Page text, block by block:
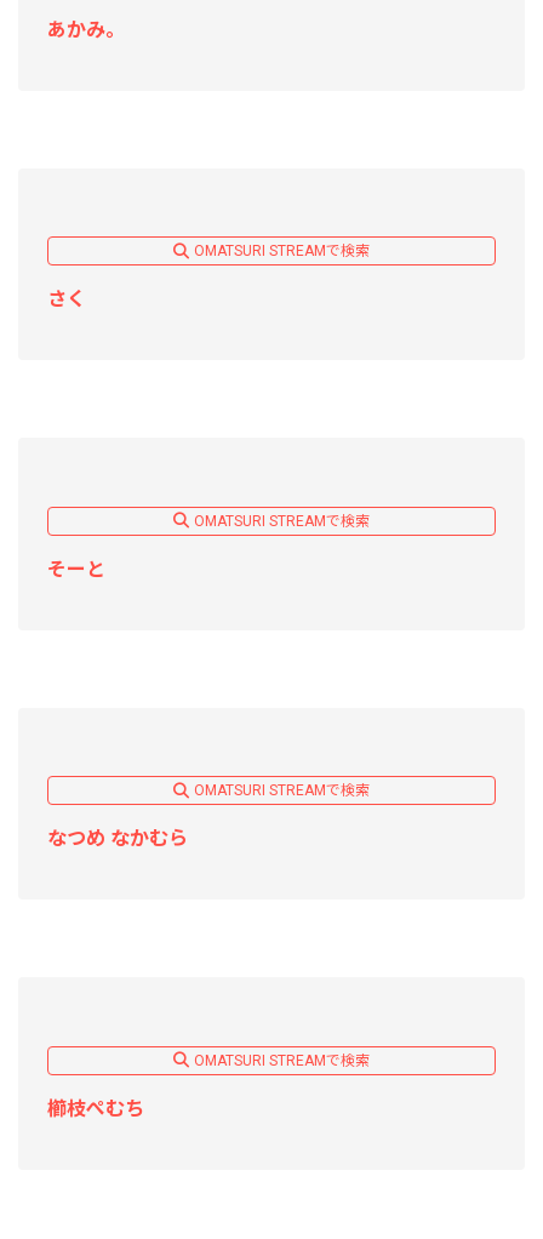
あかみ。
OMATSURI STREAMで検索
さく
OMATSURI STREAMで検索
そーと
OMATSURI STREAMで検索
なつめ なかむら
OMATSURI STREAMで検索
櫛枝ぺむち